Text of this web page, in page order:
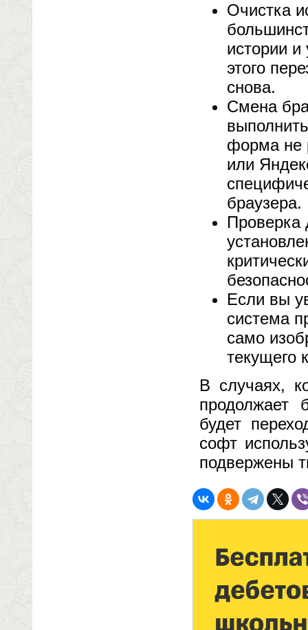
Очистка
истории
этого
снова.
Смена
форма не
или
браузера.
Проверка
Если вы
система
само
текущего
В случаях,
продолжает
будет
софт
подвержены